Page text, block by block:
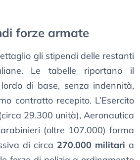
forze armate
gli stipendi delle restanti
Le tabelle riportano il
di base, senza indennità,
contratto recepito. L’Esercito
29.300 unità), Aeronautica
(oltre 107.000) forma
di circa 270.000 militari a